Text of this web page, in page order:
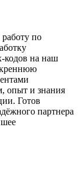
по
кодов на наш
опыт и знания
Готов
партнера